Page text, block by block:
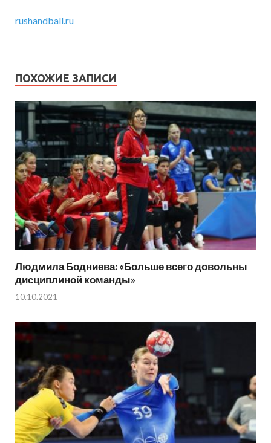
rushandball.ru
ПОХОЖИЕ ЗАПИСИ
Людмила Бодниева: «Больше всего довольны
дисциплиной команды»
10.10.2021